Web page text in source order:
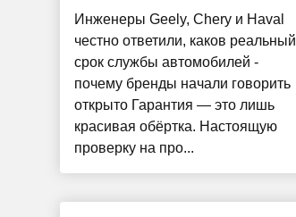
Инженеры Geely, Chery и Haval
честно ответили, каков реальный
срок службы автомобилей -
почему бренды начали говорить
открыто Гарантия — это лишь
красивая обёртка. Настоящую
проверку на про...